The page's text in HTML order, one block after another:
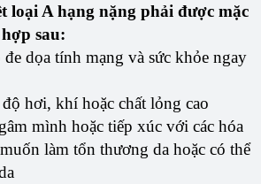
loại A hạng nặng phải được mặc
sau:
dọa tính mạng và sức khỏe ngay
hơi, khí hoặc chất lỏng cao
mình hoặc tiếp xúc với các hóa
làm tổn thương da hoặc có thể